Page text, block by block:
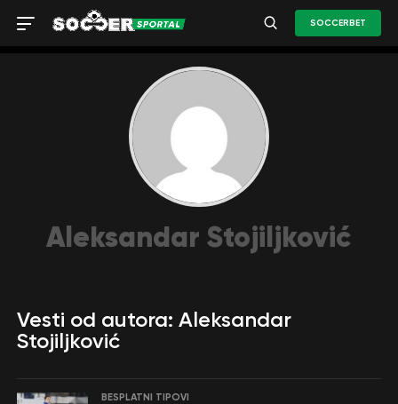
SOCCERBET
Aleksandar Stojiljković
Vesti od autora: Aleksandar
Stojiljković
BESPLATNI TIPOVI